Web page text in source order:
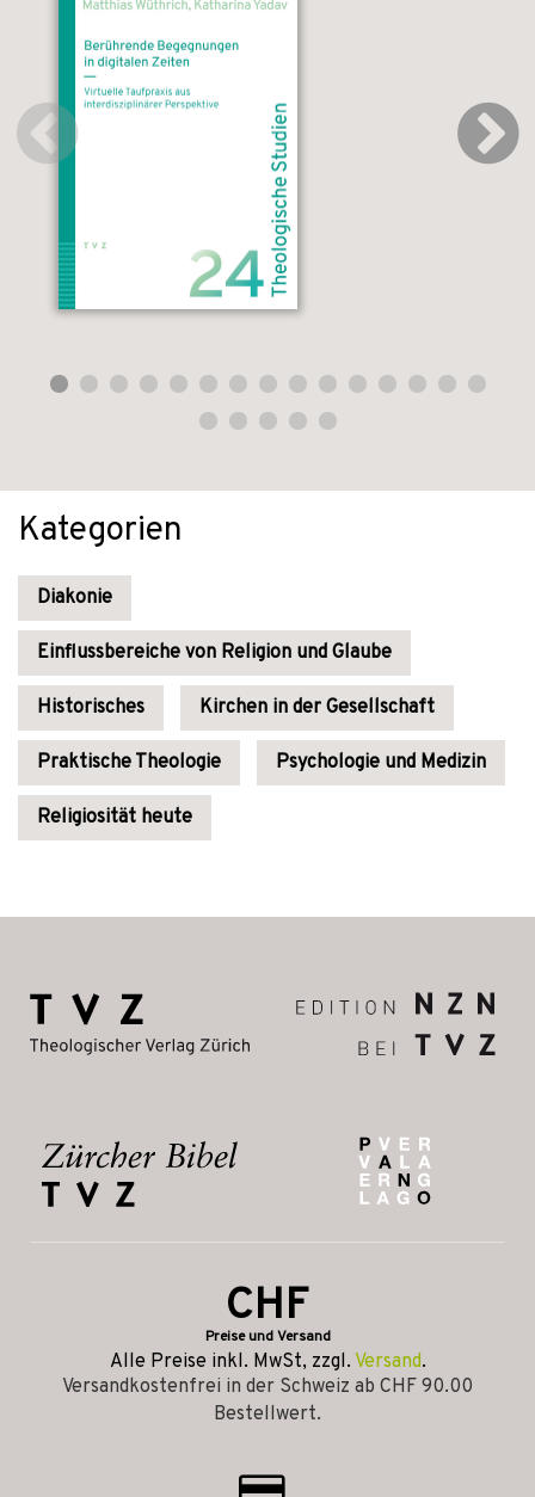
Kategorien
Diakonie
Einflussbereiche von Religion und Glaube
Historisches Kirchen in der Gesellschaft
Praktische Theologie Psychologie und Medizin
Religiosität heute
CHF
Preise und Versand
Alle Preise inkl. MwSt, zzgl. Versand.
Versandkostenfrei in der Schweiz ab CHF 90.00
Bestellwert.